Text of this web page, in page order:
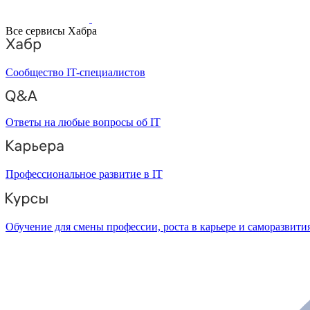
Все сервисы Хабра
Сообщество IT-специалистов
Ответы на любые вопросы об IT
Профессиональное развитие в IT
Обучение для смены профессии, роста в карьере и